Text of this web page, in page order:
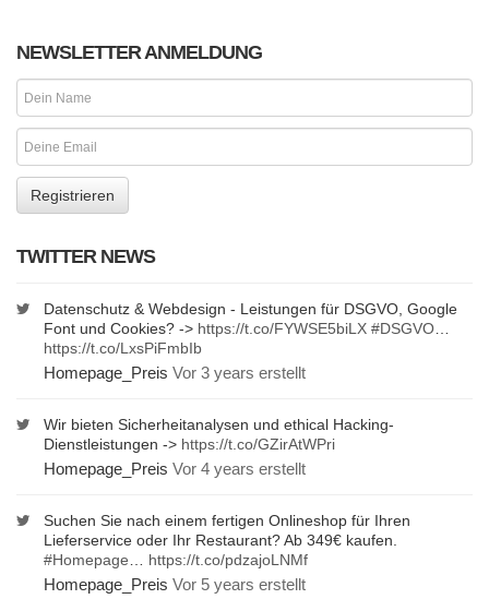
NEWSLETTER ANMELDUNG
TWITTER NEWS
Datenschutz & Webdesign - Leistungen für DSGVO, Google
Font und Cookies? -> https://t.co/FYWSE5biLX #DSGVO…
https://t.co/LxsPiFmbIb
Homepage_Preis Vor 3 years erstellt
Wir bieten Sicherheitanalysen und ethical Hacking-
Dienstleistungen -> https://t.co/GZirAtWPri
Homepage_Preis Vor 4 years erstellt
Suchen Sie nach einem fertigen Onlineshop für Ihren
Lieferservice oder Ihr Restaurant? Ab 349€ kaufen.
#Homepage… https://t.co/pdzajoLNMf
Homepage_Preis Vor 5 years erstellt